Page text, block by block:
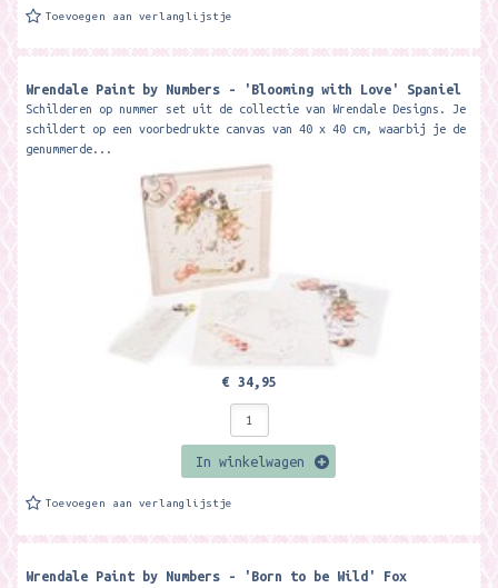
Toevoegen aan verlanglijstje
Wrendale Paint by Numbers - 'Blooming with Love' Spaniel
Schilderen op nummer set uit de collectie van Wrendale Designs. Je
schildert op een voorbedrukte canvas van 40 x 40 cm, waarbij je de
genummerde...
€ 34,95
In winkelwagen
Toevoegen aan verlanglijstje
Wrendale Paint by Numbers - 'Born to be Wild' Fox